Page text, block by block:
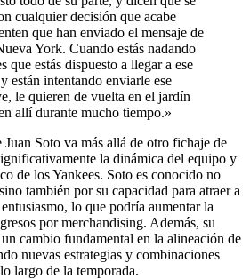
cualquier decisión que acabe
que han enviado el mensaje de
York. Cuando estás nadando
que estás dispuesto a llegar a ese
están intentando enviarle ese
le quieren de vuelta en el jardín
allí durante mucho tiempo.»
Soto va más allá de otro fichaje de
la dinámica del equipo y
de los Yankees. Soto es conocido no
también por su capacidad para atraer a
lo que podría aumentar la
por merchandising. Además, su
cambio fundamental en la alineación de
nuevas estrategias y combinaciones
largo de la temporada.